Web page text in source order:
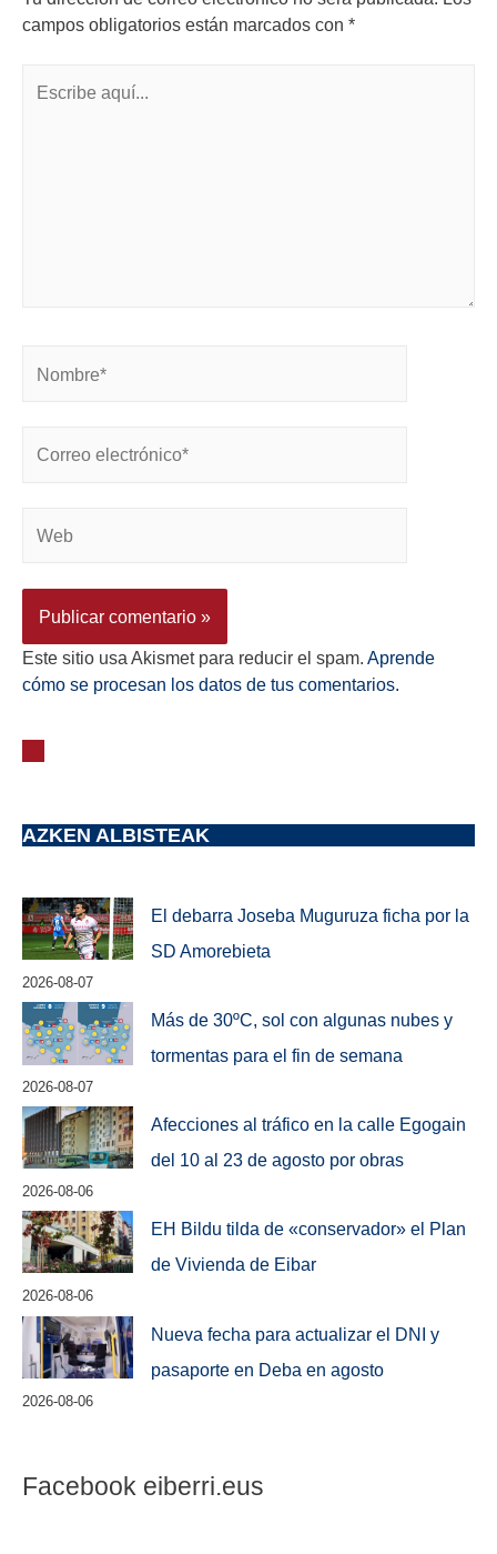
campos obligatorios están marcados con *
Este sitio usa Akismet para reducir el spam. Aprende
cómo se procesan los datos de tus comentarios.
AZKEN ALBISTEAK
El debarra Joseba Muguruza ficha por la
SD Amorebieta
2026-08-07
Más de 30ºC, sol con algunas nubes y
tormentas para el fin de semana
2026-08-07
Afecciones al tráfico en la calle Egogain
del 10 al 23 de agosto por obras
2026-08-06
EH Bildu tilda de «conservador» el Plan
de Vivienda de Eibar
2026-08-06
Nueva fecha para actualizar el DNI y
pasaporte en Deba en agosto
2026-08-06
Facebook eiberri.eus